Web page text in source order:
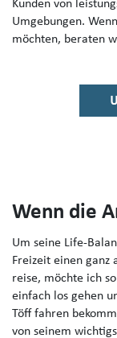
Kunden von
Umgebungen.
möchten, beraten
Wenn die
Um seine Life-
Freizeit einen ganz
reise, möchte ich
einfach los gehen
Töff fahren
von seinem